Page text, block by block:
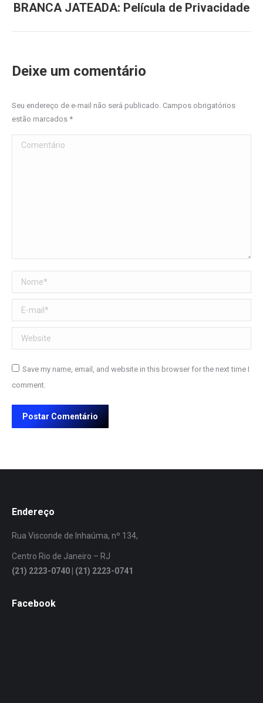
Next
BRANCA JATEADA: Película de Privacidade
Deixe um comentário
Seu endereço de e-mail não será publicado. Campos obrigatórios
estão marcados *
Comentário
Nome *
E-mail *
Website
Save my name, email, and website in this browser for the next time I
comment.
Postar Comentário
Endereço
Rua Visconde de Inhaúma, nº 134,
Centro Rio de Janeiro – RJ
(21) 2223-0740 | (21) 2223-0741
Facebook